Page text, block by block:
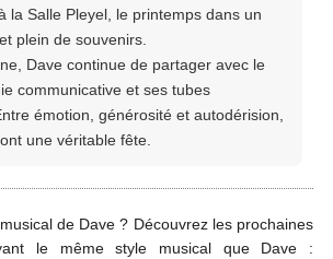
la Salle Pleyel, le printemps dans un
plein de souvenirs.
Dave continue de partager avec le
communicative et ses tubes
émotion, générosité et autodérision,
une véritable fête.
de Dave ? Découvrez les prochaines
le même style musical que Dave :